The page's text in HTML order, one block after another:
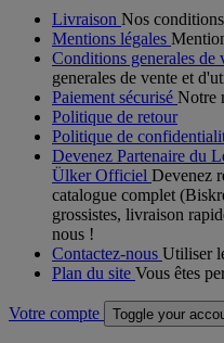
Livraison Nos
Mentions légales
Conditions generales de
generales de vente et
Paiement sécurisé Notre
Politique de retour
Politique de
Devenez Partenaire du
Ülker Officiel Devenez
catalogue complet
grossistes, livraison
nous !
Contactez-nous Utiliser
Plan du site Vous êtes
Votre compte Toggle your